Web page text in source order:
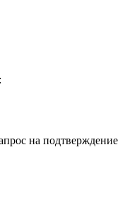
на подтверждение